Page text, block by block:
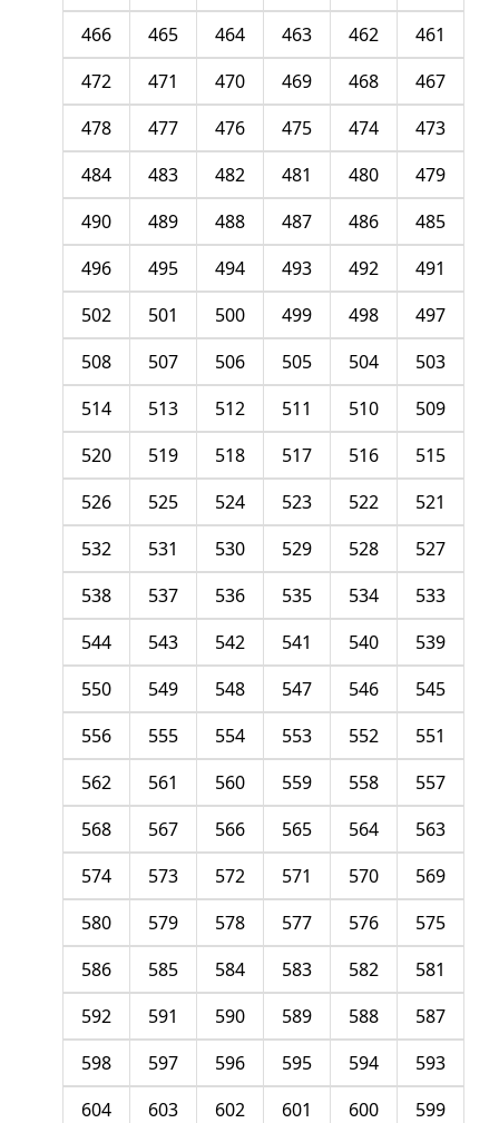
461
462
463
464
465
466
467
468
469
470
471
472
473
474
475
476
477
478
479
480
481
482
483
484
485
486
487
488
489
490
491
492
493
494
495
496
497
498
499
500
501
502
503
504
505
506
507
508
509
510
511
512
513
514
515
516
517
518
519
520
521
522
523
524
525
526
527
528
529
530
531
532
533
534
535
536
537
538
539
540
541
542
543
544
545
546
547
548
549
550
551
552
553
554
555
556
557
558
559
560
561
562
563
564
565
566
567
568
569
570
571
572
573
574
575
576
577
578
579
580
581
582
583
584
585
586
587
588
589
590
591
592
593
594
595
596
597
598
599
600
601
602
603
604